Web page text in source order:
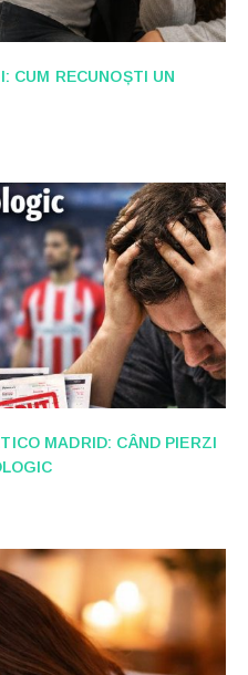
CUM RECUNOȘTI UN
MADRID: CÂND PIERZI